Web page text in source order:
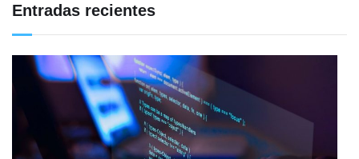
Entradas recientes